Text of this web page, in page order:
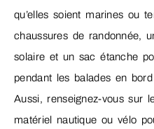
qu’elles soient marines ou
chaussures de randonnée,
solaire et un sac étanche
pendant les balades en
Aussi, renseignez-vous sur
matériel nautique ou vélo